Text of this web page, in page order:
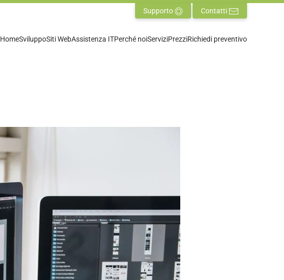
Supporto Contatti
HomeSviluppoSiti WebAssistenza ITPerché noiServiziPrezziRichiedi preventivo